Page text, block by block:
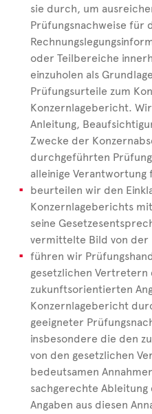
sie durch, um
Prüfungsnachweise für
oder Teilbereiche
einzuholen als
Prüfungsurteile zum
Konzernlagebericht.
Anleitung,
Zwecke der
durchgeführten
alleinige
beurteilen wir den
Konzernlageberichts
seine
vermittelte Bild von der
führen wir
gesetzlichen Vertretern
zukunftsorientierten
Konzernlagebericht
geeigneter
insbesondere die den
von den gesetzlichen
bedeutsamen
sachgerechte
Angaben aus diesen